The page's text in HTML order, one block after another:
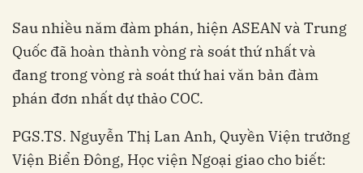
Sau nhiều năm đàm phán, hiện ASEAN và Trung
Quốc đã hoàn thành vòng rà soát thứ nhất và
đang trong vòng rà soát thứ hai văn bản đàm
phán đơn nhất dự thảo COC.
PGS.TS. Nguyễn Thị Lan Anh, Quyền Viện trưởng
Viện Biển Đông, Học viện Ngoại giao cho biết: